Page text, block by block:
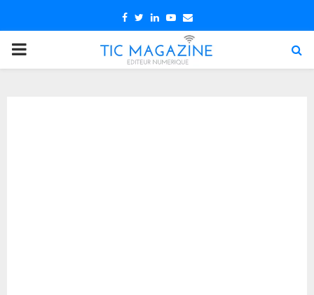
Facebook
TwitterLinkedin
Youtube
Email
PRIMARY